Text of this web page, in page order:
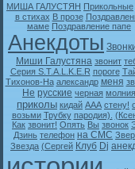
МИША ГАЛУСТЯН Прикольные
в стихах В прозе
маме Поздравление папе
Анекдоты
Миши Галустяна звонит
Серия S.T.A.L.K.E.R пороге
Тихонов-На александр меня
Не русские черная молния
приколы кидай ААА стену!
возьми Трубку пародия).
Как звонит! Опять Вы звонок
Дзинь телефон на СМС
Звезда (Сергей Клуб Dj